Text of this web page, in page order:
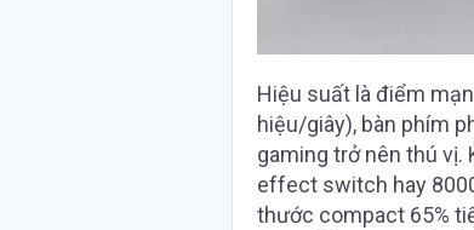
Hiệu suất là điểm
hiệu/giây), bàn phím
gaming trở nên thú vị.
effect switch hay
thước compact 65%